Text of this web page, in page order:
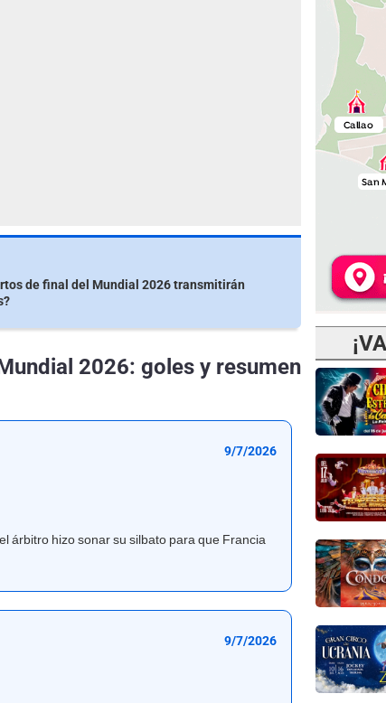
de final del Mundial 2026 transmitirán
2026: goles y resumen
9/7/2026
árbitro hizo sonar su silbato para que Francia
9/7/2026